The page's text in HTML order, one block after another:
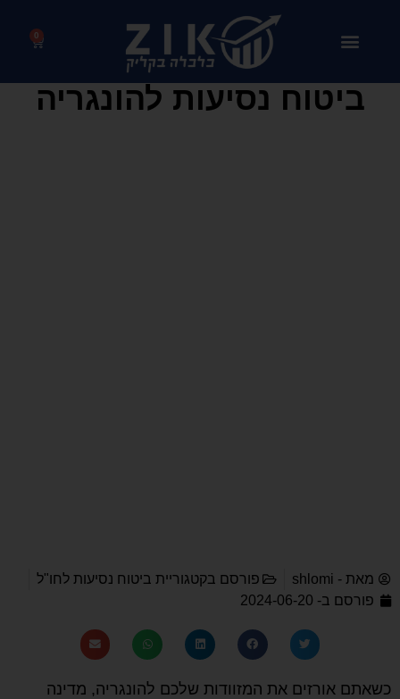
0
ביטוח נסיעות להונגריה
מאת - shlomi פורסם בקטגוריית ביטוח נסיעות לחו"ל
פורסם ב- 2024-06-20
כשאתם אורזים את המזוודות שלכם להונגריה, מדינה